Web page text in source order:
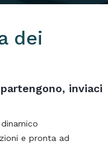
dei
inviaci
e pronta ad